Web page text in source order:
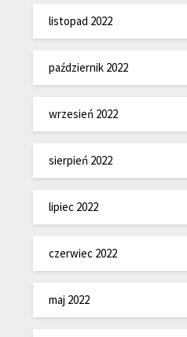
listopad 2022
październik 2022
wrzesień 2022
sierpień 2022
lipiec 2022
czerwiec 2022
maj 2022